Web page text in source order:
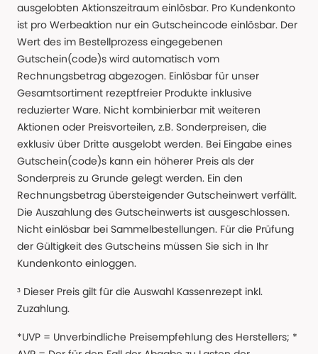
ausgelobten Aktionszeitraum einlösbar. Pro Kundenkonto
ist pro Werbeaktion nur ein Gutscheincode einlösbar. Der
Wert des im Bestellprozess eingegebenen
Gutschein(code)s wird automatisch vom
Rechnungsbetrag abgezogen. Einlösbar für unser
Gesamtsortiment rezeptfreier Produkte inklusive
reduzierter Ware. Nicht kombinierbar mit weiteren
Aktionen oder Preisvorteilen, z.B. Sonderpreisen, die
exklusiv über Dritte ausgelobt werden. Bei Eingabe eines
Gutschein(code)s kann ein höherer Preis als der
Sonderpreis zu Grunde gelegt werden. Ein den
Rechnungsbetrag übersteigender Gutscheinwert verfällt.
Die Auszahlung des Gutscheinwerts ist ausgeschlossen.
Nicht einlösbar bei Sammelbestellungen. Für die Prüfung
der Gültigkeit des Gutscheins müssen Sie sich in Ihr
Kundenkonto einloggen.
³ Dieser Preis gilt für die Auswahl Kassenrezept inkl.
Zuzahlung.
*UVP = Unverbindliche Preisempfehlung des Herstellers; *